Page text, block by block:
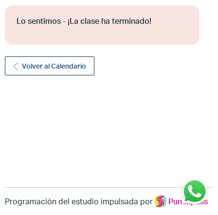
Lo sentimos - ¡La clase ha terminado!
Volver al Calendario
Programación del estudio impulsada por Punchpass